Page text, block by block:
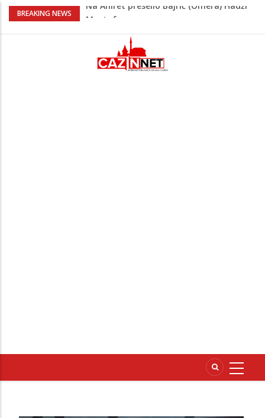
BREAKING NEWS
AŽURIRANO: Ubistvo u Bosanskoj Krupi:
osumnjičeni uhapšen
Horde zla neće u Mostar: Žestoko
prozvali rukovodstvo FK Sarajevo